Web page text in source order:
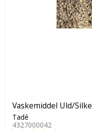
Vaskemiddel Uld/Silke
Tadé
4327000042